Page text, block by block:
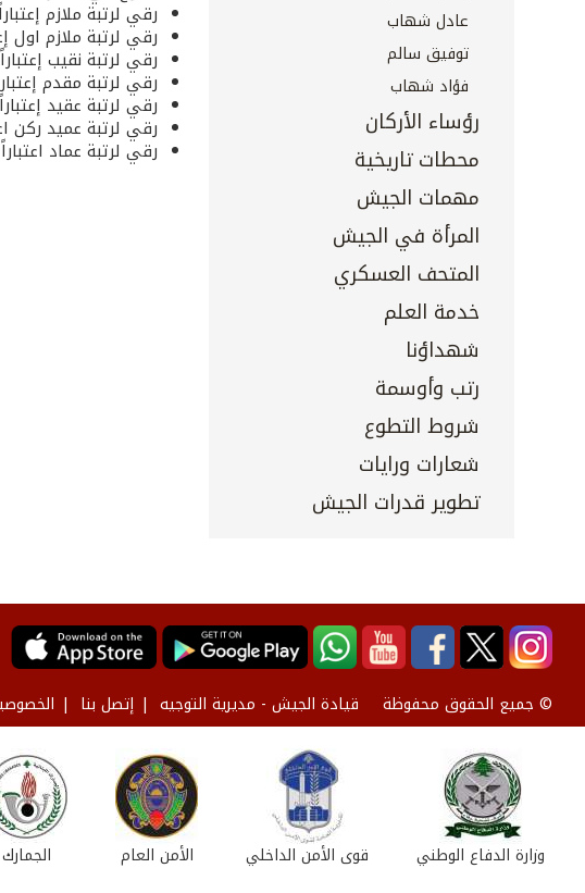
عادل شهاب
توفيق سالم
فؤاد شهاب
رؤساء الأركان
محطات تاريخية
مهمات الجيش
المرأة في الجيش
المتحف العسكري
خدمة العلم
شهداؤنا
رتب وأوسمة
شروط التطوع
شعارات ورايات
تطوير قدرات الجيش
رقي لرتبة ملازم إعتباراً من
رقي لرتبة ملازم اول
رقي لرتبة نقيب إعتباراً من 1/
رقي لرتبة مقدم إعتباراً من
رقي لرتبة عقيد إعتباراً من
رقي لرتبة عميد ركن
رقي لرتبة عماد اعتباراً من 7/
© جميع الحقوق محفوظة قيادة الجيش - مديرية التوجيه إتصل بنا
الجمارك الأمن العام قوى الأمن الداخلي وزارة الدفاع الوطني